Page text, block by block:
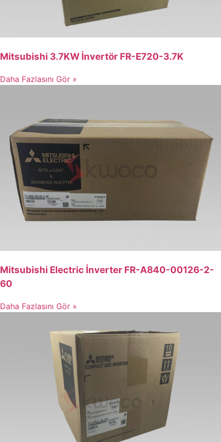
Mitsubishi 3.7KW İnvertör FR-E720-3.7K
Daha Fazlasını Gör »
Mitsubishi Electric İnverter FR-A840-00126-2-
60
Daha Fazlasını Gör »